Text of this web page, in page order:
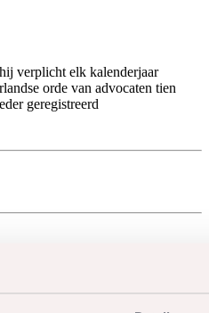
verplicht elk kalenderjaar
orde van advocaten tien
geregistreerd
Planning & Vastgoed